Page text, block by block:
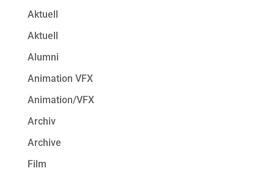
Aktuell
Aktuell
Alumni
Animation VFX
Animation/VFX
Archiv
Archive
Film